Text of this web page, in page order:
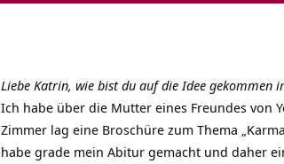
Liebe Katrin, wie bist du auf die Idee gekommen
Ich habe über die Mutter eines Freundes von
Zimmer lag eine Broschüre zum Thema
habe grade mein Abitur gemacht und daher